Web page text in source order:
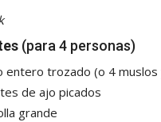
(para 4 personas)
entero trozado (o 4 muslos
de ajo picados
grande